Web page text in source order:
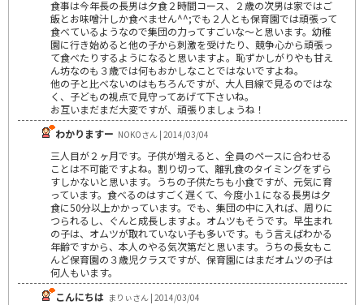
食事は今年長の長男は夕食２時間コース、２歳の次男は家ではご
飯とお味噌汁しか食べません^^;でも２人とも保育園では頑張って
食べているようなので集団の力ってすごいな～と思います。幼稚
園に行き始めると他の子から刺激を受けたり、競争心から頑張っ
て食べたりするようになると思いますよ。恥ずかしがりやも甘え
ん坊なのも３歳では何もおかしなことではないですよね。
他の子と比べないのはもちろんですが、大人目線で見るのではな
く、子どもの視点で見守ってあげて下さいね。
お互いまだまだ大変ですが、頑張りましょうね！
わかりますー NOKOさん | 2014/03/04
三人目が２ヶ月です。子供が増えると、全員のペースに合わせる
ことは不可能ですよね。割り切って、離乳食のタイミングをずら
すしかないと思います。うちの子供たちも小食ですが、元気に育
っています。食べるのはすごく遅くて、今度小１になる長男は夕
食に50分以上かかっています。でも、集団の中に入れば、周りに
つられるし、ぐんと成長しますよ。オムツもそうです。早生まれ
の子は、オムツが取れていない子も多いです。もう言えばわかる
年齢ですから、本人のやる気次第だと思います。うちの長女もこ
んど保育園の３歳児クラスですが、保育園にはまだオムツの子は
何人もいます。
こんにちは まりぃさん | 2014/03/04